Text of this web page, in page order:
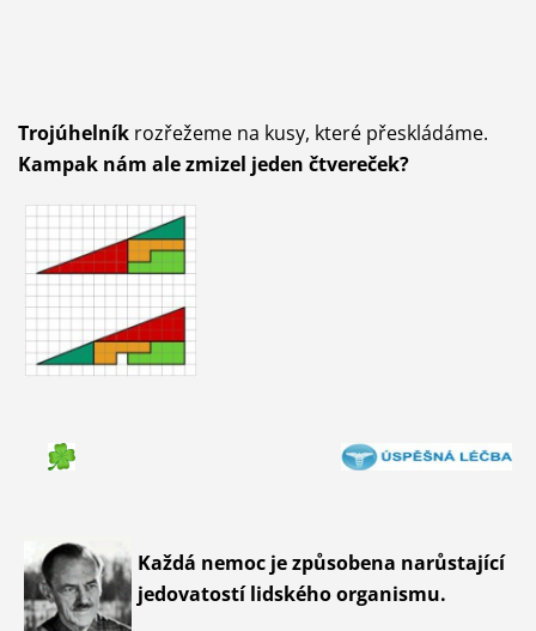
Trojúhelníkrozřežeme na kusy, které přeskládáme.
Kampak nám ale zmizel jeden čtvereček?
Každá nemoc je způsobena narůstající
jedovatostí lidského organismu.